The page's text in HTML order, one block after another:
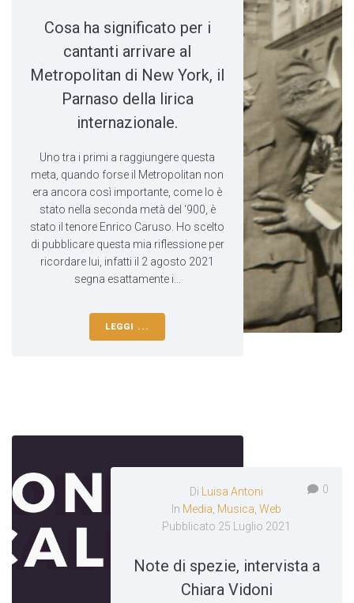
Cosa ha significato per i
cantanti arrivare al
Metropolitan di New York, il
Parnaso della lirica
internazionale.
Uno tra i primi a raggiungere questa
meta, quando forse il Metropolitan non
era ancora così importante, come lo è
stato nella seconda metà del ‘900, è
stato il tenore Enrico Caruso. Ho scelto
di pubblicare questa mia riflessione per
ricordare lui, infatti il 2 agosto 2021
segna esattamente i...
LEGGI ...
0
Di
Luisa Antoni
In Media Musica ,Web
Pubblicato 25 Luglio 2021
Note di spezie, intervista a
Chiara Vidoni